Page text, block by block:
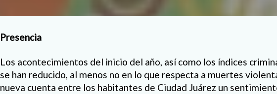
Presencia
Los acontecimientos del inicio del año, así como los índices
se han reducido, al menos no en lo que respecta a muertes
nueva cuenta entre los habitantes de Ciudad Juárez un